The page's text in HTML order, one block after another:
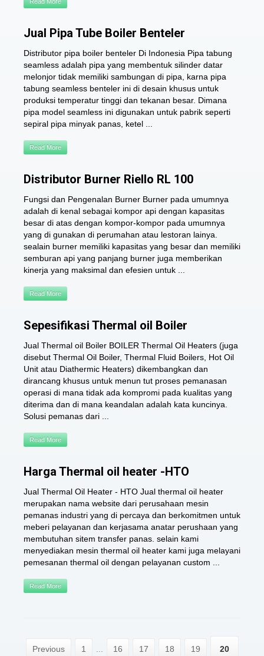
Jual Pipa Tube Boiler Benteler
Distributor pipa boiler benteler Di Indonesia Pipa tabung
seamless adalah pipa yang membentuk silinder datar
melonjor tidak memiliki sambungan di pipa, karna pipa
tabung seamless benteler ini di desain khusus untuk
produksi temperatur tinggi dan tekanan besar. Dimana
pipa model seamless ini digunakan untuk pabrik seperti
sepiral pipa minyak panas, ketel ...
Read More
Distributor Burner Riello RL 100
Fungsi dan Pengenalan Burner Burner pada umumnya
adalah di kenal sebagai kompor api dengan kapasitas
besar di atas dengan kompor-kompor pada umumnya
yang di gunakan di perumahan atau lestoran lainya.
sealain burner memiliki kapasitas yang besar dan memiliki
semburan api yang panjang burner juga memberikan
kinerja yang maksimal dan efesien untuk ...
Read More
Sepesifikasi Thermal oil Boiler
Jual Thermal oil Boiler BOILER Thermal Oil Heaters (juga
disebut Thermal Oil Boiler, Thermal Fluid Boilers, Hot Oil
Unit atau Diathermic Heaters) dikembangkan dan
dirancang khusus untuk menun tut proses pemanasan
operasi di mana tidak ada kompromi pada kualitas yang
diterima dan di mana keandalan adalah kata kuncinya.
Solusi pemanas dari ...
Read More
Harga Thermal oil heater -HTO
Jual Thermal Oil Heater - HTO Jual thermal oil heater
merupakan nama website dari perusahaan mesin
pemanas industri yang di percaya dan berkomitmen untuk
meberi pelayanan dan kerjasama anatar perushaan yang
membutuhan sitem transfer panas. selain kami
menyediakan mesin thermal oil heater kami juga melayani
pemesanan thermal oil dengan pelayanan custom ...
Read More
Previous 1 16 17 18 19 20